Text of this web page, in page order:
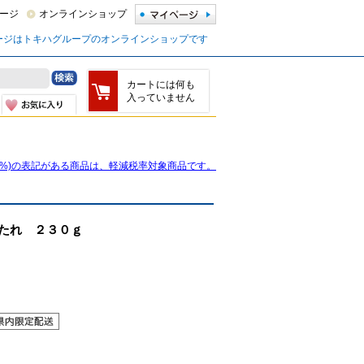
ジ オンラインショップ
ジはトキハグループのオンラインショップです
カートには何も
入っていません
の表記がある商品は、軽減税率対象商品です。
れ ２３０ｇ